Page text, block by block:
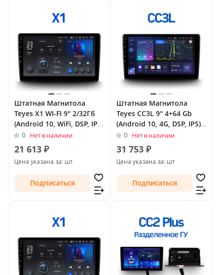
Штатная Магнитола
Teyes X1 WI-FI 9" 2/32Гб
(Android 10, WiFi, DSP, IPS)
для Opel Astra H
Рестайлинг 2006 - 2014
Тип-F2
0 Нет в наличии
21 613 ₽
Цена указана за: шт
Подписаться
Штатная Магнитола
Teyes CC3L 9" 4+64 Gb
(Android 10, 4G, DSP, IPS)
для Opel Astra K 2015 -
2019 Тип-A
0 Нет в наличии
31 753 ₽
Цена указана за: шт
Подписаться